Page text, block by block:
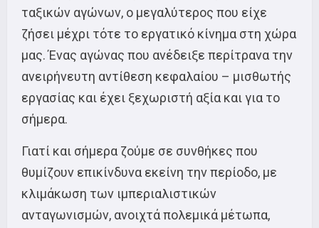
ταξικών αγώνων, ο μεγαλύτερος που είχε
ζήσει μέχρι τότε το εργατικό κίνημα στη χώρα
μας. Ένας αγώνας που ανέδειξε περίτρανα την
ανειρήνευτη αντίθεση κεφαλαίου – μισθωτής
εργασίας και έχει ξεχωριστή αξία και για το
σήμερα.
Γιατί και σήμερα ζούμε σε συνθήκες που
θυμίζουν επικίνδυνα εκείνη την περίοδο, με
κλιμάκωση των ιμπεριαλιστικών
ανταγωνισμών, ανοιχτά πολεμικά μέτωπα,